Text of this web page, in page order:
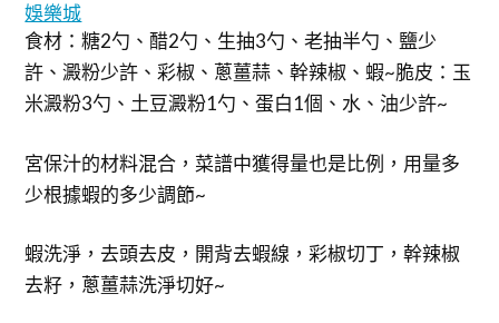
娛樂城
食材：糖2勺、醋2勺、生抽3勺、老抽半勺、鹽少
許、澱粉少許、彩椒、蔥薑蒜、幹辣椒、蝦~脆皮：玉
米澱粉3勺、土豆澱粉1勺、蛋白1個、水、油少許~
宮保汁的材料混合，菜譜中獲得量也是比例，用量多
少根據蝦的多少調節~
蝦洗淨，去頭去皮，開背去蝦線，彩椒切丁，幹辣椒
去籽，蔥薑蒜洗淨切好~